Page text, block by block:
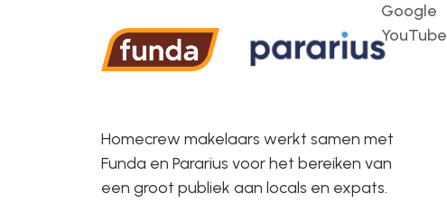
Homecrew makelaars werkt samen met
Funda en Pararius voor het bereiken van
een groot publiek aan locals en expats.
Google
YouTube